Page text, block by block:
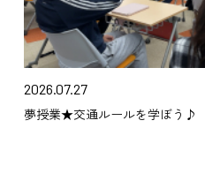
2026.07.27
夢授業★交通ルールを学ぼう♪